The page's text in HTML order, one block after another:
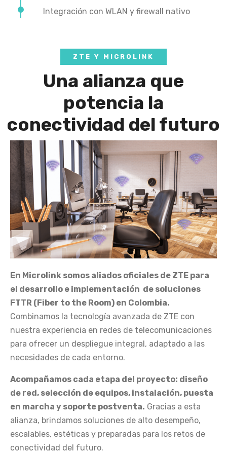
Integración con WLAN y firewall nativo
ZTE Y MICROLINK
Una alianza que
potencia la
conectividad del futuro
En Microlink somos aliados oficiales de ZTE para
el desarrollo e implementación de soluciones
FTTR (Fiber to the Room) en Colombia.
Combinamos la tecnología avanzada de ZTE con
nuestra experiencia en redes de telecomunicaciones
para ofrecer un despliegue integral, adaptado a las
necesidades de cada entorno.
Acompañamos cada etapa del proyecto: diseño
de red, selección de equipos, instalación, puesta
en marcha y soporte postventa. Gracias a esta
alianza, brindamos soluciones de alto desempeño,
escalables, estéticas y preparadas para los retos de
conectividad del futuro.